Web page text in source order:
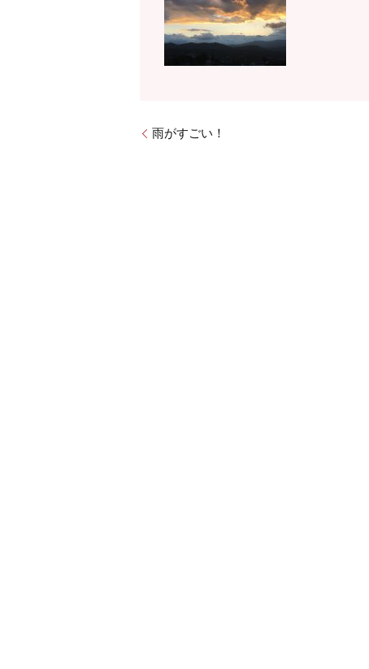
雨がすごい！